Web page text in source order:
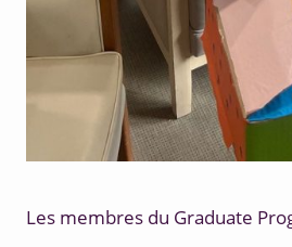
Les membres du Graduate